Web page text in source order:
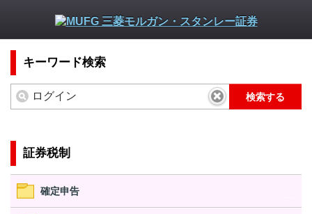
キーワード検索
検索する
証券税制
確定申告